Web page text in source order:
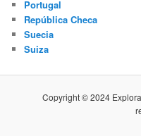
Portugal
República Checa
Suecia
Suiza
Copyright © 2024